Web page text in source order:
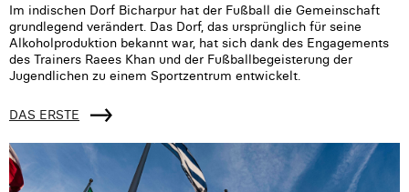
Im indischen Dorf Bicharpur hat der Fußball die Gemeinschaft
grundlegend verändert. Das Dorf, das ursprünglich für seine
Alkoholproduktion bekannt war, hat sich dank des Engagements
des Trainers Raees Khan und der Fußballbegeisterung der
Jugendlichen zu einem Sportzentrum entwickelt.
DAS ERSTE